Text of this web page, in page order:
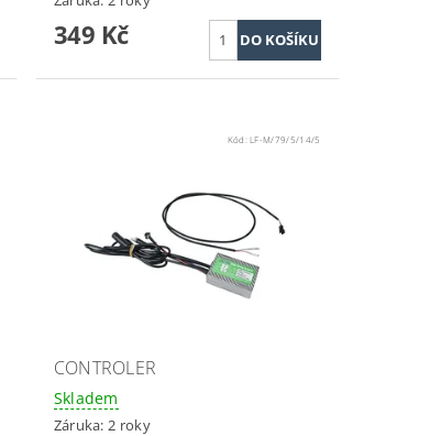
349 Kč
Kód:LF-M/79/5/14/5
CONTROLER
Skladem
Záruka: 2 roky